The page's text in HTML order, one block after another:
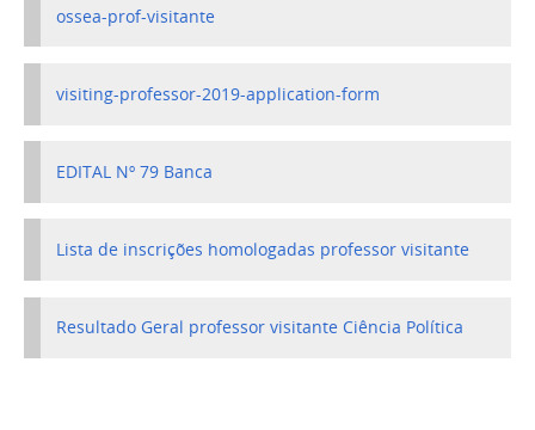
ossea-prof-visitante
visiting-professor-2019-application-form
EDITAL Nº 79 Banca
Lista de inscrições homologadas professor visitante
Resultado Geral professor visitante Ciência Política